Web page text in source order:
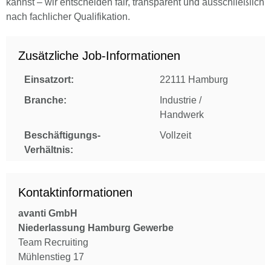
nach fachlicher Qualifikation.
Zusätzliche Job-Informationen
Einsatzort:
22111 Hamburg
Branche:
Industrie /
Handwerk
Beschäftigungs-
Verhältnis:
Vollzeit
Kontaktinformationen
avanti GmbH
Niederlassung Hamburg Gewerbe
Team Recruiting
Mühlenstieg 17